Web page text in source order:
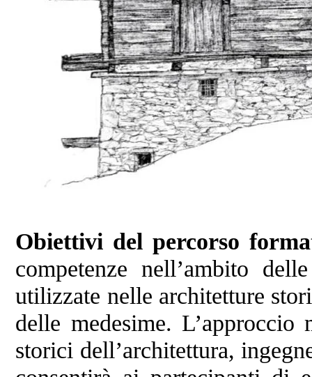
Obiettivi del percorso
competenze nell’ambito
utilizzate nelle architetture
delle medesime.
storici dell’architettura,